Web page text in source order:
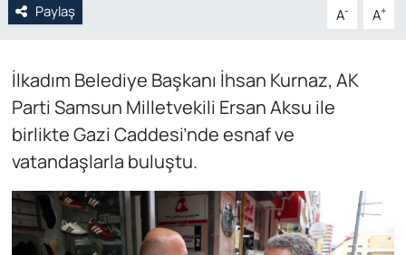
Paylaş A- A+
İlkadım Belediye Başkanı İhsan Kurnaz, AK
Parti Samsun Milletvekili Ersan Aksu ile
birlikte Gazi Caddesi’nde esnaf ve
vatandaşlarla buluştu.